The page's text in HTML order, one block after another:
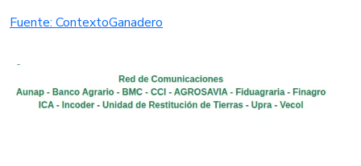
Fuente: ContextoGanadero​